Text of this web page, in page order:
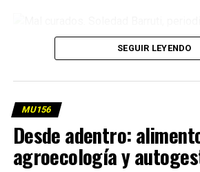
Soledad Barruti. Foto: Lina M. Etchesuri
SEGUIR LEYENDO
MU156
Desde adentro:
agroecología y